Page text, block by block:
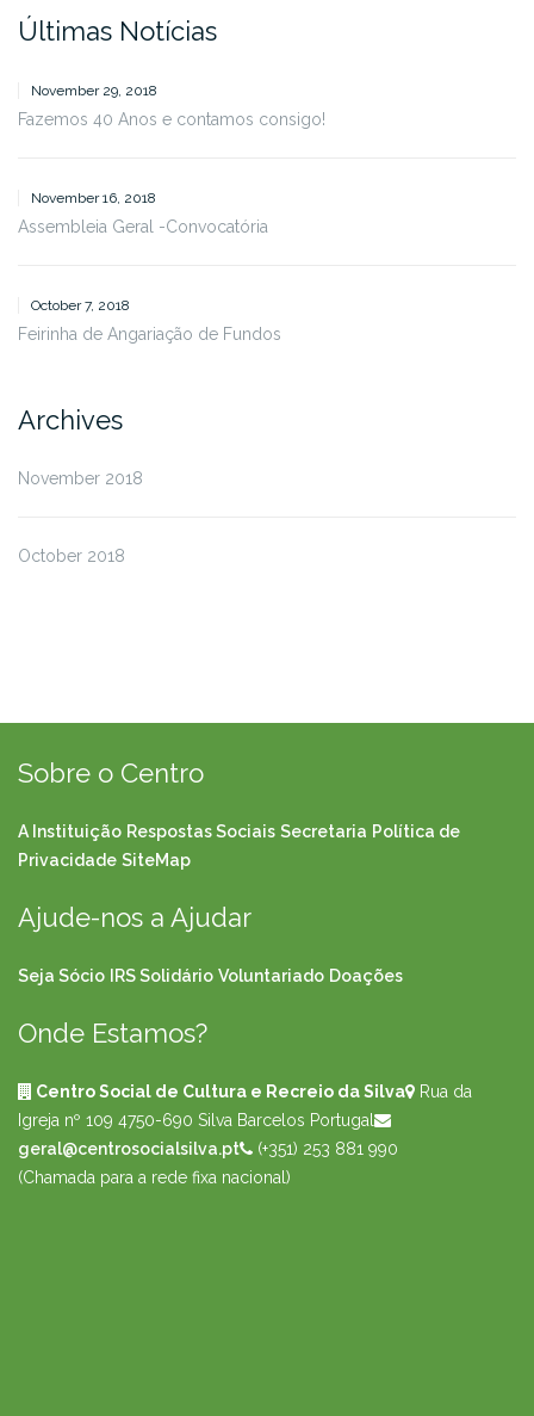
Últimas Notícias
November 29, 2018
Fazemos 40 Anos e contamos consigo!
November 16, 2018
Assembleia Geral -Convocatória
October 7, 2018
Feirinha de Angariação de Fundos
Archives
November 2018
October 2018
Sobre o Centro
A Instituição Respostas Sociais Secretaria Política de
Privacidade SiteMap
Ajude-nos a Ajudar
Seja Sócio IRS Solidário Voluntariado Doações
Onde Estamos?
Centro Social de Cultura e Recreio da Silva
Rua da
Igreja nº 109 4750-690 Silva Barcelos Portugal
geral@centrosocialsilva.pt
(+351) 253 881 990
(Chamada para a rede fixa nacional)